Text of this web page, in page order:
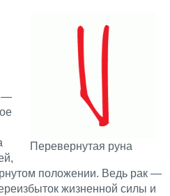
Перевернутая руна
—
положении. Ведь рак —
жизненной силы и